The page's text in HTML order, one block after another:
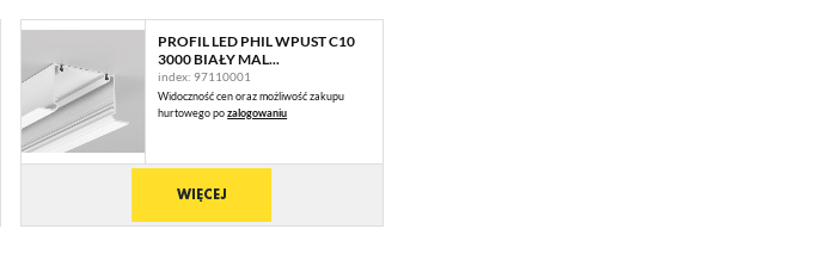
PROFIL LED PHIL WPUST C10
3000 BIAŁY MAL...
index: 97110001
Widoczność cen oraz możliwość zakupu
hurtowego pozalogowaniu
WIĘCEJ